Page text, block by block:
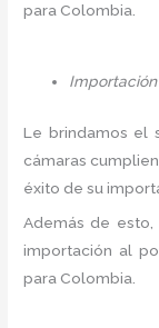
para Colombia.
Le brindamos el
cámaras
éxito de su
Además de
importación al
para Colombia.